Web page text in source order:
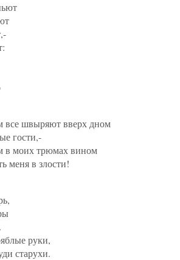
все швыряют вверх дном
гости,-
в моих трюмах вином
меня в злости!
руки,
старухи.